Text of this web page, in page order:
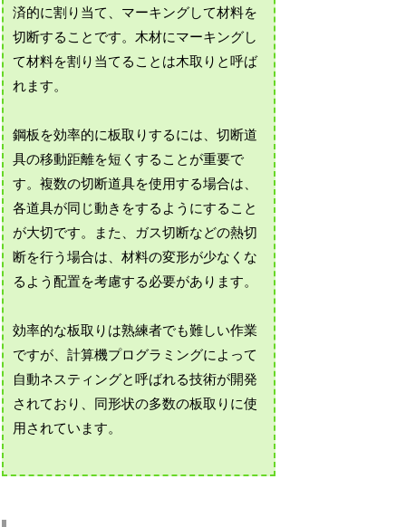
済的に割り当て、マーキングして材料を
切断することです。木材にマーキングし
て材料を割り当てることは木取りと呼ば
れます。
鋼板を効率的に板取りするには、切断道
具の移動距離を短くすることが重要で
す。複数の切断道具を使用する場合は、
各道具が同じ動きをするようにすること
が大切です。また、ガス切断などの熱切
断を行う場合は、材料の変形が少なくな
るよう配置を考慮する必要があります。
効率的な板取りは熟練者でも難しい作業
ですが、計算機プログラミングによって
自動ネスティングと呼ばれる技術が開発
されており、同形状の多数の板取りに使
用されています。